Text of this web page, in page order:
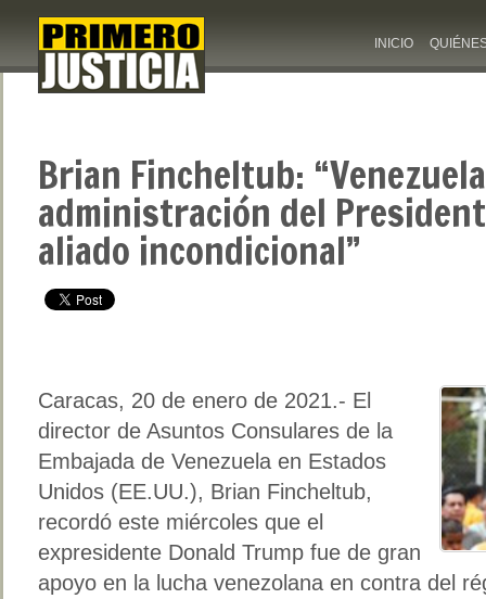
INICIO
Brian Fincheltub:
administración del
aliado incondicional”
Caracas, 20 de enero de 2021.- El
director de Asuntos Consulares de la
Embajada de Venezuela en Estados
Unidos (EE.UU.), Brian Fincheltub,
recordó este miércoles que el
expresidente Donald Trump fue de gran
apoyo en la lucha venezolana en contra del